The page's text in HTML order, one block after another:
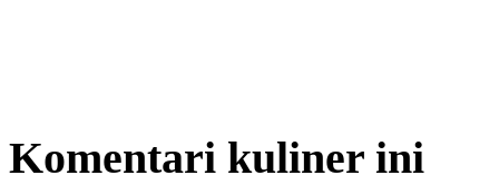
Komentari kuliner ini